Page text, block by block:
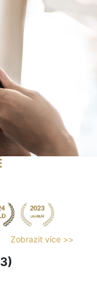
Zobrazit více >>